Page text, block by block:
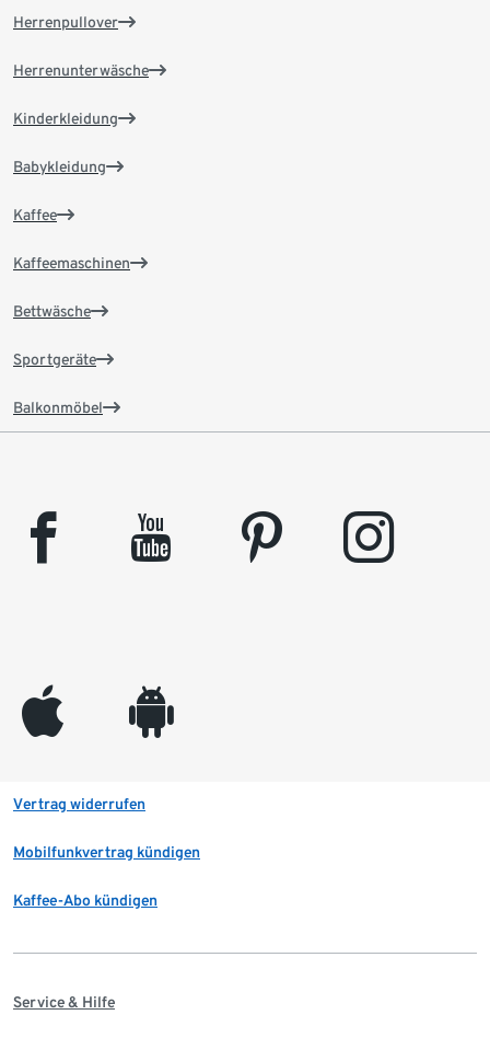
Herrenpullover
Herrenunterwäsche
Kinderkleidung
Babykleidung
Kaffee
Kaffeemaschinen
Bettwäsche
Sportgeräte
Balkonmöbel
facebook youtube pinterest instagram
appleinc android
Vertrag widerrufen
Mobilfunkvertrag kündigen
Kaffee-Abo kündigen
Service & Hilfe